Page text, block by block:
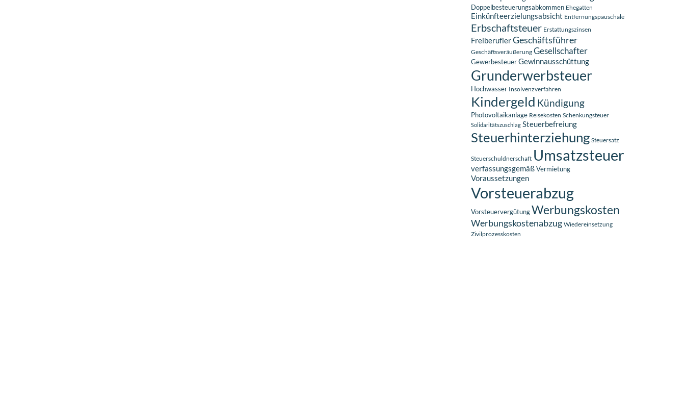
Doppelbesteuerungsabkommen Ehegatten
Einkünfteerzielungsabsicht Entfernungspauschale
Erbschaftsteuer Erstattungszinsen
FreiberuflerGeschäftsführer
Geschäftsveräußerung Gesellschafter
GewerbesteuerGewinnausschüttung
Grunderwerbsteuer
Hochwasser Insolvenzverfahren
Kindergeld Kündigung
Photovoltaikanlage Reisekosten Schenkungsteuer
Solidaritätszuschlag Steuerbefreiung
Steuerhinterziehung Steuersatz
Steuerschuldnerschaft Umsatzsteuer
verfassungsgemäßVermietung
Voraussetzungen
Vorsteuerabzug
VorsteuervergütungWerbungskosten
Werbungskostenabzug Wiedereinsetzung
Zivilprozesskosten